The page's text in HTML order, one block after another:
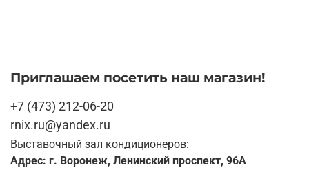
Приглашаем посетить наш магазин!
+7 (473) 212-06-20
rnix.ru@yandex.ru
Выставочный зал кондиционеров:
Адрес: г. Воронеж, Ленинский проспект, 96А